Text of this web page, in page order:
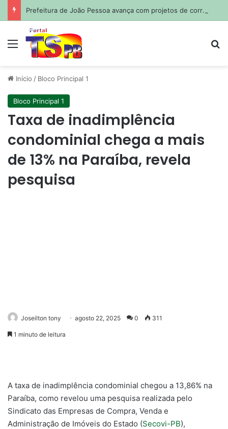
Prefeitura de João Pessoa avança com projetos de corredores viários para sistema de veículos rápidos
Menu
Início / Bloco Principal 1
Bloco Principal 1
Taxa de inadimplência
condominial chega a mais
de 13% na Paraíba, revela
pesquisa
Joseilton tony agosto 22, 2025 0 311
1 minuto de leitura
A taxa de inadimplência condominial chegou a 13,86% na
Paraíba, como revelou uma pesquisa realizada pelo
Sindicato das Empresas de Compra, Venda e
Administração de Imóveis do Estado (Secovi-PB),